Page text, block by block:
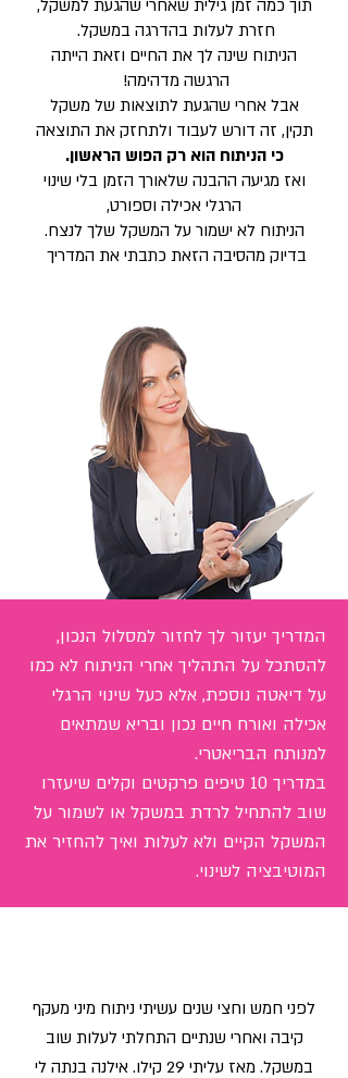
תוך כמה זמן גילית שאחרי שהגעת למשקל,
חזרת לעלות בהדרגה במשקל.
הניתוח שינה לך את החיים וזאת הייתה
הרגשה מדהימה!
אבל אחרי שהגעת לתוצאות של משקל
תקין, זה דורש לעבוד ולתחזק את התוצאה
כי הניתוח הוא רק הפוש הראשון.
ואז מגיעה ההבנה שלאורך הזמן בלי שינוי
הרגלי אכילה וספורט,
הניתוח לא ישמור על המשקל שלך לנצח.
בדיוק מהסיבה הזאת כתבתי את המדריך
המדריך יעזור לך לחזור למסלול הנכון,
להסתכל על התהליך אחרי הניתוח לא כמו
על דיאטה נוספת, אלא כעל שינוי הרגלי
אכילה ואורח חיים נכון ובריא שמתאים
למנותח הבריאטרי.
במדריך 10 טיפים פרקטים וקלים שיעזרו
שוב להתחיל לרדת במשקל או לשמור על
המשקל הקיים ולא לעלות ואיך להחזיר את
המוטיבציה לשינוי.
לפני חמש וחצי שנים עשיתי ניתוח מיני מעקף
קיבה ואחרי שנתיים התחלתי לעלות שוב
במשקל. מאז עליתי 29 קילו. אילנה בנתה לי